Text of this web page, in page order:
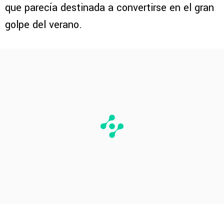
que parecía destinada a convertirse en el gran
golpe del verano.